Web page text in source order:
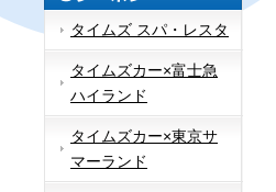
タイムズ スパ・レスタ
タイムズカー×富士急
ハイランド
タイムズカー×東京サ
マーランド